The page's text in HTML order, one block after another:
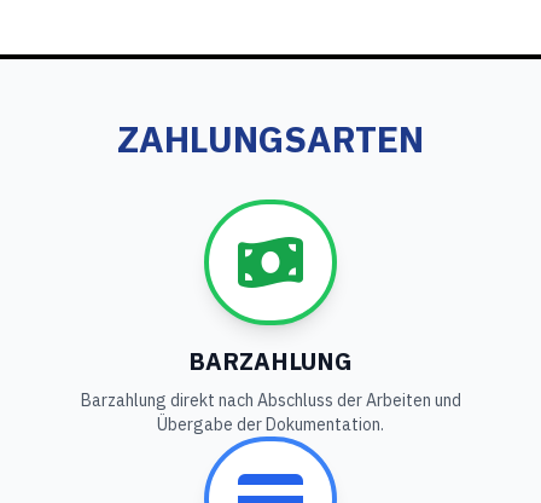
ZAHLUNGSARTEN
BARZAHLUNG
Barzahlung direkt nach Abschluss der Arbeiten und
Übergabe der Dokumentation.